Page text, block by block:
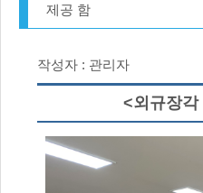
제공 함
작성자 : 관리자
<외규장